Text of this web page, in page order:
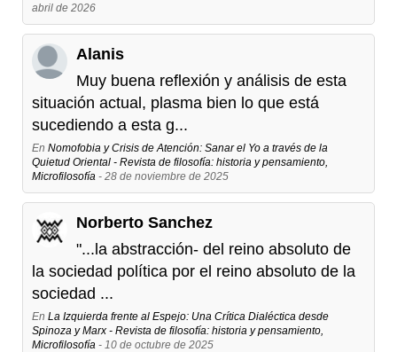
abril de 2026
Alanis
Muy buena reflexión y análisis de esta
situación actual, plasma bien lo que está
sucediendo a esta g...
En Nomofobia y Crisis de Atención: Sanar el Yo a través de la
Quietud Oriental - Revista de filosofía: historia y pensamiento,
Microfilosofía - 28 de noviembre de 2025
Norberto Sanchez
"...la abstracción- del reino absoluto de
la sociedad política por el reino absoluto de la
sociedad ...
En La Izquierda frente al Espejo: Una Crítica Dialéctica desde
Spinoza y Marx - Revista de filosofía: historia y pensamiento,
Microfilosofía - 10 de octubre de 2025